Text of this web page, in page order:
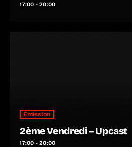
17:00 - 20:00
Émission
2ème Vendredi – Upcast
17:00 - 20:00